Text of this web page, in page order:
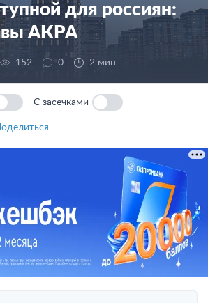
для россиян:
АКРА
152 0 2 мин.
С засечками
Поделиться